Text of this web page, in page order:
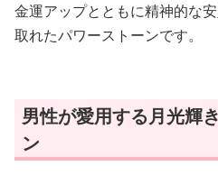
金運アップとともに精神的な
取れたパワーストーンです。
男性が愛用する月光輝
ン